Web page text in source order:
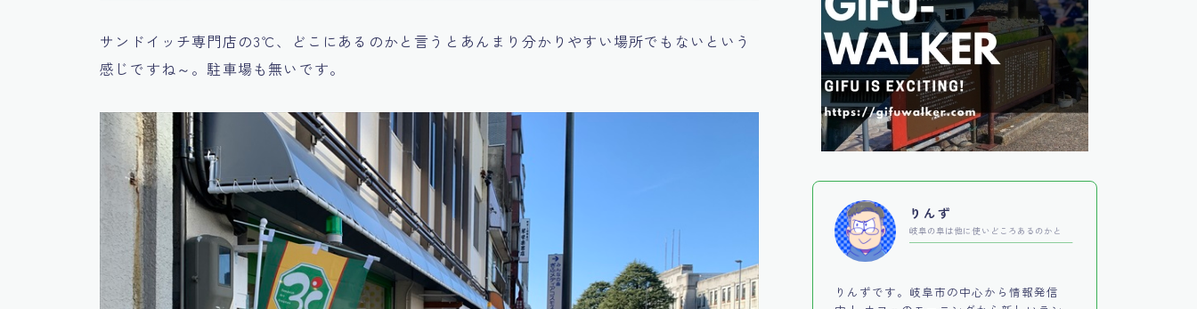
サンドイッチ専門店の3℃、どこにあるのかと言うとあんまり分かりやすい場所でもないという
感じですね～。駐車場も無いです。
りんず
岐阜の阜は他に使いどころあるのかと
りんずです。岐阜市の中心から情報発信